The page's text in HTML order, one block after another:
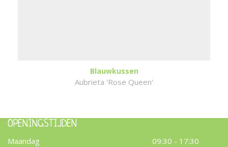
Blauwkussen
Aubrieta 'Rose Queen'
OPENINGSTIJDEN
Maandag
09:30 - 17:30